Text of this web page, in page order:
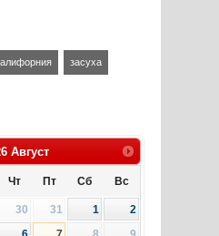
засуха
Август
Чт Пт Сб Вс
30 31 1
2